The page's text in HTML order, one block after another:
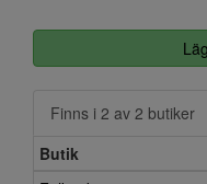
Finns i 2 av 2 butiker
Butik